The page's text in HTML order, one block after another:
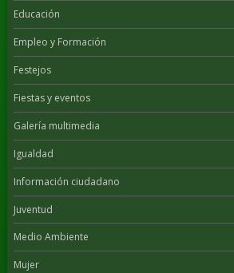
Educación
Empleo y Formación
Festejos
Fiestas y eventos
Galería multimedia
Igualdad
Información ciudadano
Juventud
Medio Ambiente
Mujer